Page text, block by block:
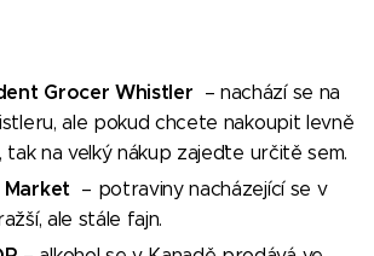
Grocer Whistler – nachází se na
ale pokud chcete nakoupit levně
tak na velký nákup zajeďte určitě sem.
Market – potraviny nacházející se v
ale stále fajn.